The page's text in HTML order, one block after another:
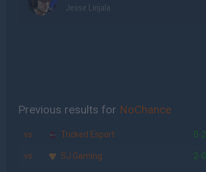
Jesse Linjala
Previous results for NoChance
vs. Tricked Esport 0-2
vs. SJ Gaming 2-0